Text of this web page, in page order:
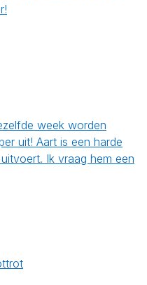
week worden
uit! Aart is een harde
Ik vraag hem een